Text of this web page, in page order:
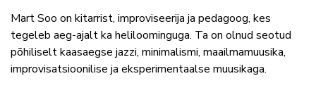
Mart Soo on kitarrist, improviseerija ja pedagoog, kes
tegeleb aeg-ajalt ka heliloominguga. Ta on olnud seotud
põhiliselt kaasaegse jazzi, minimalismi, maailmamuusika,
improvisatsioonilise ja eksperimentaalse muusikaga.